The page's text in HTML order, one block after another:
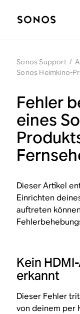
Sonos Support /
Sonos Heimkino-
Fehler
eines
Dieser Artikel
Einrichten
auftreten
Kein
erkannt
Dieser Fehler
von deinem per